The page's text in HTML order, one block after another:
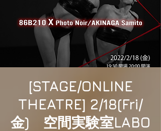
[STAGE/ONLINE
THEATRE] 2/18(Fri/
金) 空間実験室LABO